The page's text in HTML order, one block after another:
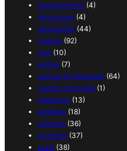
enseignement (4)
étymologie (4)
géographie (44)
histoire (92)
jeux (10)
justice (7)
Langue et littérature (64)
Langue française (1)
médecine (13)
politique (18)
religions (36)
sciences (37)
sport (38)